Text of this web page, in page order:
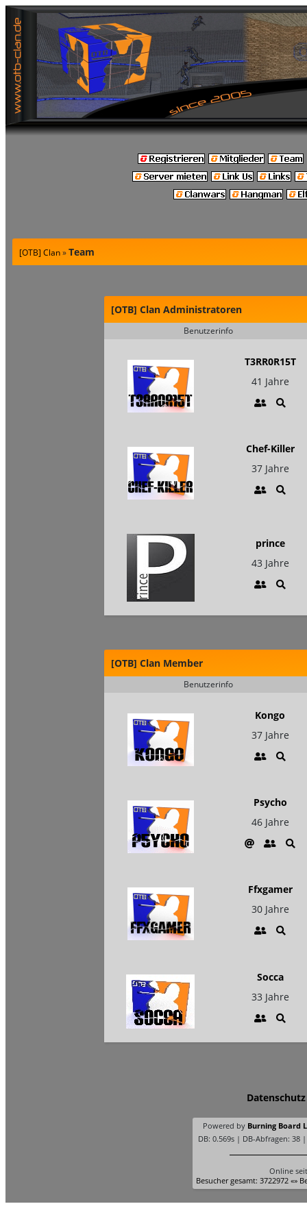
[OTB] Clan»Team
[OTB] Clan Administratoren
Benutzerinfo
T3RR0R15T
41 Jahre
Chef-Killer
37 Jahre
prince
43 Jahre
[OTB] Clan Member
Benutzerinfo
Kongo
37 Jahre
Psycho
46 Jahre
Ffxgamer
30 Jahre
Socca
33 Jahre
Datenschutz
Powered by Burning Board
DB: 0.569s | DB-Abfragen: 38
Online
Besucher gesamt: 3722972 «»